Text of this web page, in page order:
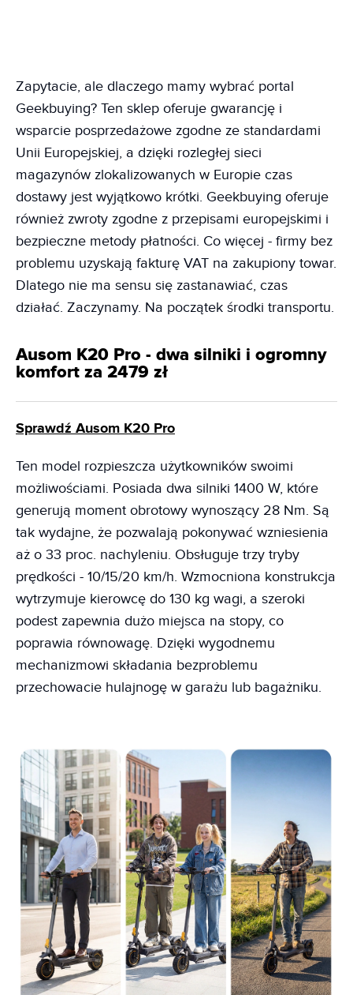
Zapytacie, ale dlaczego mamy wybrać portal
Geekbuying? Ten sklep oferuje gwarancję i
wsparcie posprzedażowe zgodne ze standardami
Unii Europejskiej, a dzięki rozległej sieci
magazynów zlokalizowanych w Europie czas
dostawy jest wyjątkowo krótki. Geekbuying oferuje
również zwroty zgodne z przepisami europejskimi i
bezpieczne metody płatności. Co więcej - firmy bez
problemu uzyskają fakturę VAT na zakupiony towar.
Dlatego nie ma sensu się zastanawiać, czas
działać. Zaczynamy. Na początek środki transportu.
Ausom K20 Pro - dwa silniki i ogromny
komfort za 2479 zł
Sprawdź Ausom K20 Pro
Ten model rozpieszcza użytkowników swoimi
możliwościami. Posiada dwa silniki 1400 W, które
generują moment obrotowy wynoszący 28 Nm. Są
tak wydajne, że pozwalają pokonywać wzniesienia
aż o 33 proc. nachyleniu. Obsługuje trzy tryby
prędkości - 10/15/20 km/h. Wzmocniona konstrukcja
wytrzymuje kierowcę do 130 kg wagi, a szeroki
podest zapewnia dużo miejsca na stopy, co
poprawia równowagę. Dzięki wygodnemu
mechanizmowi składania bezproblemu
przechowacie hulajnogę w garażu lub bagażniku.